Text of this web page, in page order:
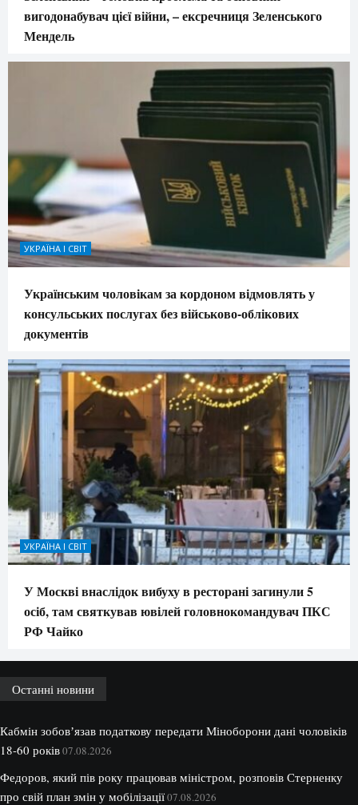
вигодонабувач цієї війни, – ексречниця Зеленського
Мендель
УКРАЇНА І СВІТ
Українським чоловікам за кордоном відмовлять у
консульських послугах без військово-облікових
документів
УКРАЇНА І СВІТ
У Москві внаслідок вибуху в ресторані загинули 5
осіб, там святкував ювілей головнокомандувач ПКС
РФ Чайко
Останні новини
Кабмін зобовʼязав податкову передати Міноборони дані чоловіків
18-60 років07.08.2026
Федоров, який пів року працював міністром, розповів Стерненку
про свій план змін у мобілізації07.08.2026